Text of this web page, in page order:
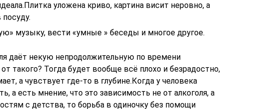
уложена криво, картина висит неровно, а
посуду.
музыку, вести «умные » беседы и многое другое.
даёт некую непродолжительную по времени
такого? Тогда будет вообще всё плохо и безрадостно,
а чувствует где-то в глубине.Когда у человека
а есть мнение, что это зависимость не от алкоголя, а
с детства, то борьба в одиночку без помощи